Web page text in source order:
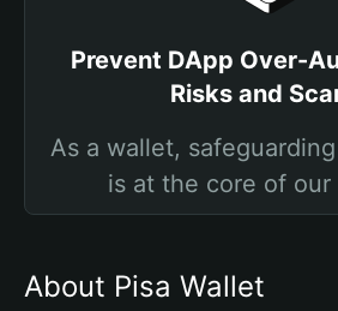
Prevent DApp Over-
Risks and
As a wallet,
is at the core of our
About Pisa Wallet